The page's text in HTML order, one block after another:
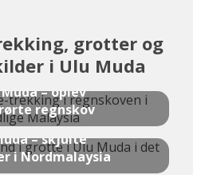
grotter og
i Ulu Muda
– oplev
regnskov
– skjulte
i Nordmalaysia